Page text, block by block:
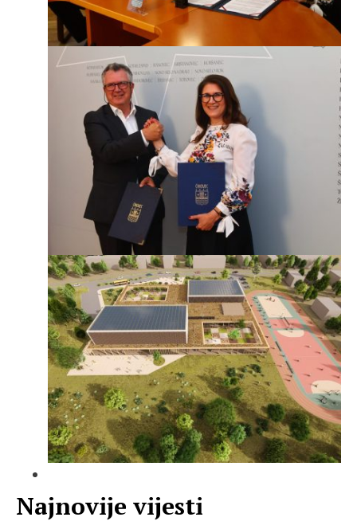
Najnovije vijesti